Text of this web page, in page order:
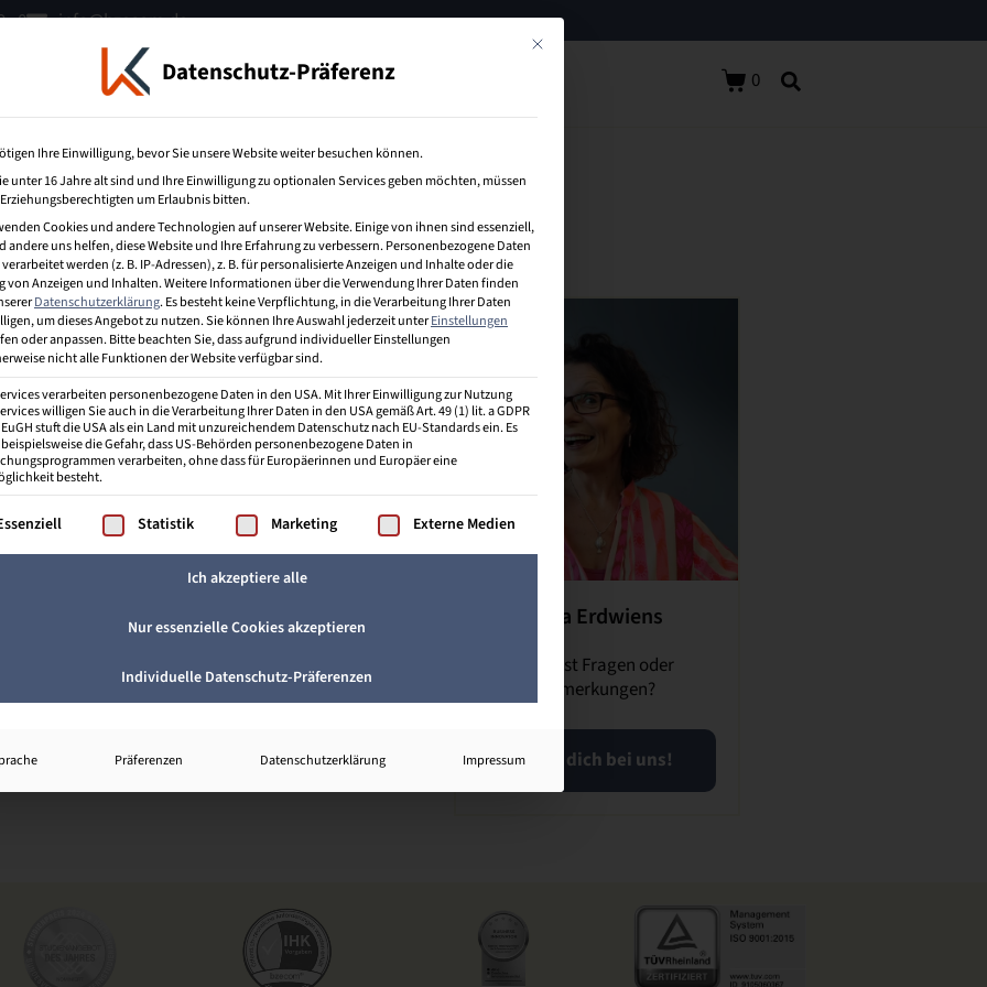
- 0 info@bzecom.de
IT-Weiterbildung Über uns 0
Es handelt sich hierbei – im Gegensatz zu der
das Unternehmen einen – wenn auch
Inka Erdwiens
Du hast Fragen oder
Anmerkungen?
Meld dich bei uns!
Mit diesem Button wird der Dialog geschlossen. Seine Funktionalität ist identisch
Datenschutz-Präferenz
Ihre Einwilligung, bevor Sie unsere Website weiter besuchen können.
unter 16 Jahre alt sind und Ihre Einwilligung zu optionalen Services geben möchten, müssen
um Erlaubnis bitten.
Cookies und andere Technologien auf unserer Website. Einige von ihnen sind essenziell,
andere uns helfen, diese Website und Ihre Erfahrung zu verbessern.Personenbezogene Daten
werden (z. B. IP-Adressen), z. B. für personalisierte Anzeigen und Inhalte oder die
von Anzeigen und Inhalten.Weitere Informationen über die Verwendung Ihrer Daten finden
Datenschutzerklärung.Es besteht keine Verpflichtung, in die Verarbeitung Ihrer Daten
um dieses Angebot zu nutzen.Sie können Ihre Auswahl jederzeit unterEinstellungen
oder anpassen.Bitte beachten Sie, dass aufgrund individueller Einstellungen
nicht alle Funktionen der Website verfügbar sind.
verarbeiten personenbezogene Daten in den USA. Mit Ihrer Einwilligung zur Nutzung
willigen Sie auch in die Verarbeitung Ihrer Daten in den USA gemäß Art. 49 (1) lit. a GDPR
stuft die USA als ein Land mit unzureichendem Datenschutz nach EU-Standards ein. Es
die Gefahr, dass US-Behörden personenbezogene Daten in
verarbeiten, ohne dass für Europäerinnen und Europäer eine
besteht.
eine Liste der Service-Gruppen, für die eine Einwilligung erteilt werden kann. Die erste Service-Gruppe ist essenziell und kann
Statistik Marketing Externe Medien
Ich akzeptiere alle
Nur essenzielle Cookies akzeptieren
Individuelle Datenschutz-Präferenzen
Präferenzen Datenschutzerklärung Impressum